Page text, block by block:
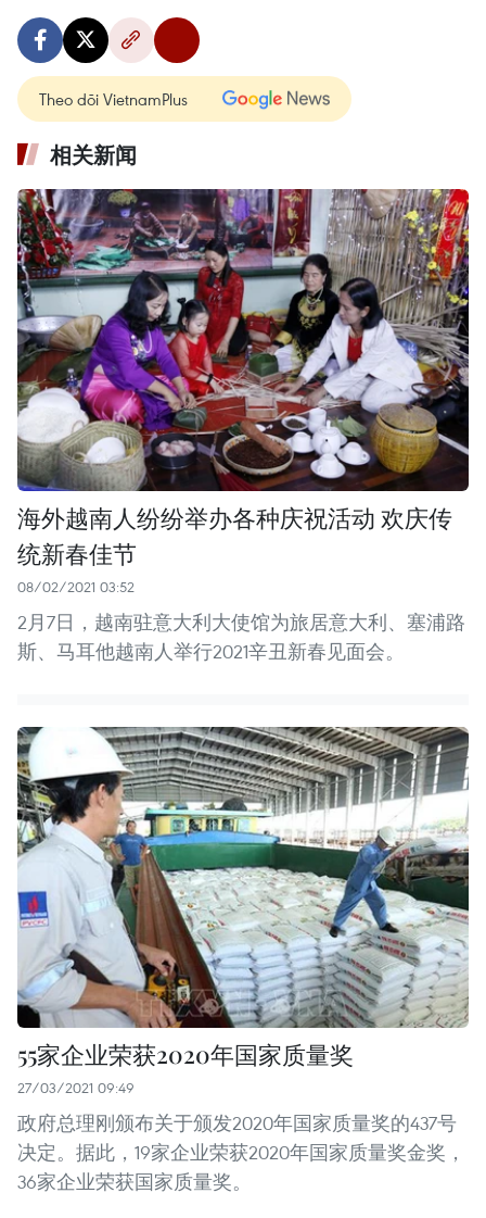
Theo dõi VietnamPlus
相关新闻
海外越南人纷纷举办各种庆祝活动 欢庆传
统新春佳节
08/02/2021 03:52
2月7日，越南驻意大利大使馆为旅居意大利、塞浦路
斯、马耳他越南人举行2021辛丑新春见面会。
55家企业荣获2020年国家质量奖
27/03/2021 09:49
政府总理刚颁布关于颁发2020年国家质量奖的437号
决定。据此，19家企业荣获2020年国家质量奖金奖，
36家企业荣获国家质量奖。